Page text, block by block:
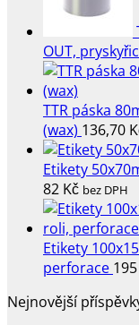
OUT,
TTR páska
(wax) 136,70
Etikety
82 Kč bez DPH
Etikety
perforace 195
Nejnovější